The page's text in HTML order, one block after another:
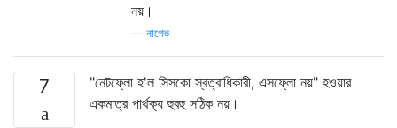
নয়।
নাগেভ
7
"নেটফ্লো হ'ল সিসকো স্বত্বাধিকারী, এসফ্লো নয়" হওয়ার
একমাত্র পার্থক্য হুবহু সঠিক নয়।